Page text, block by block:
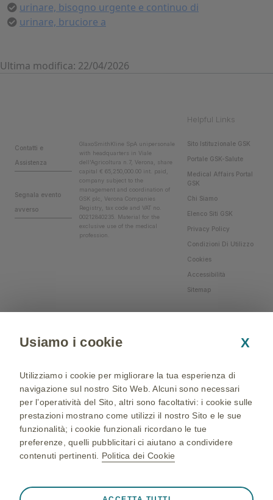
urinare, bisogno urgente e continuo di
urinare, bruciore a
Ultima modifica: 22/04/2026
Helpful Links
Contatti e
Assistenza
Segnala evento
avverso
GlaxoSmithKline SpA unipersonale
with headquarters in Viale
dell'Agricoltura n.7, Verona, share
capital € 65,250,000.00 int. paid,
company subject to the
management and coordination of
GSK plc, Verona Companies
Registry, tax code and VAT no.
00212840235. Material for the
exclusive use of the medical
profession.
Sito Istituzionale GSK
Portale GSK-Salute
Medical Affairs Portal
GSK
Chi Siamo
Elenco Siti GSK
Privacy Policy
Condizioni Di Utilizzo
Cookies
Accessibilità
Sitemap
group of companies. All Rights Reserved - Production and
Usiamo i cookie X
Utilizziamo i cookie per migliorare la tua esperienza di
navigazione sul nostro Sito Web. Alcuni sono necessari
per l’operatività del Sito, altri sono facoltativi: i cookie sulle
prestazioni mostrano come utilizzi il nostro Sito e le sue
funzionalità; i cookie funzionali ricordano le tue
preferenze, quelli pubblicitari ci aiutano a condividere
contenuti pertinenti. Politica dei Cookie
❮